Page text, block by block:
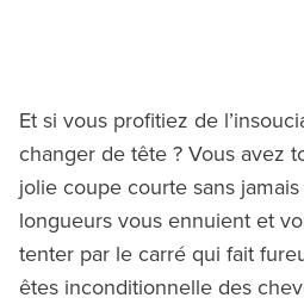
Et si vous profitiez de
changer de tête ? Vous avez
jolie coupe courte sans
longueurs vous ennuient et
tenter par le carré qui fait
êtes inconditionnelle des